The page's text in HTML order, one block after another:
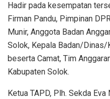
Hadir pada kesempatan
Firman Pandu, Pimpinan
Munir, Anggota Badan
Solok, Kepala Badan/
beserta Camat, Tim
Kabupaten Solok.
Ketua TAPD, Plh. Sekda